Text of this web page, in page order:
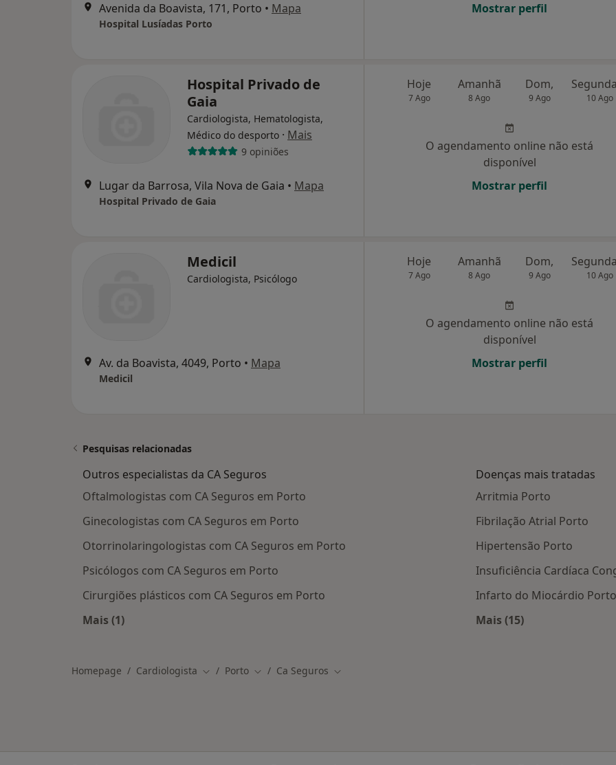
Avenida da Boavista, 171, Porto • Mapa
Hospital Lusíadas Porto
Mostrar perfil
Hospital Privado de
Gaia
Cardiologista, Hematologista,
Médico do desporto · Mais
9 opiniões
Lugar da Barrosa, Vila Nova de Gaia • Mapa
Hospital Privado de Gaia
Hoje
7 Ago
Amanhã
8 Ago
Dom,
9 Ago 10 Ago
O agendamento online não está
disponível
Mostrar perfil
Medicil
Cardiologista, Psicólogo
Av. da Boavista, 4049, Porto • Mapa
Medicil
Hoje
7 Ago
Amanhã
8 Ago
Dom,
9 Ago 10 Ago
O agendamento online não está
disponível
Mostrar perfil
Pesquisas relacionadas
Outros especialistas da CA Seguros
Oftalmologistas com CA Seguros em Porto
Ginecologistas com CA Seguros em Porto
Otorrinolaringologistas com CA Seguros em Porto
Psicólogos com CA Seguros em Porto
Cirurgiões plásticos com CA Seguros em Porto
Mais (1)
Doenças mais tratadas
Arritmia Porto
Fibrilação Atrial Porto
Hipertensão Porto
Insuficiência Cardíaca
Infarto do Miocárdio Porto
Mais (15)
Homepage Cardiologista Mudar de cidade
Porto Mudar de cidade
Ca Seguros Mudar de cidade